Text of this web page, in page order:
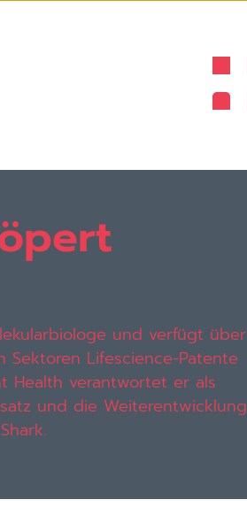
und verfügt über
Lifescience-Patente
Health verantwortet er als
und die Weiterentwicklung